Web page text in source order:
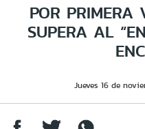
POR PRIMERA
SUPERA AL
Jueves 16 de